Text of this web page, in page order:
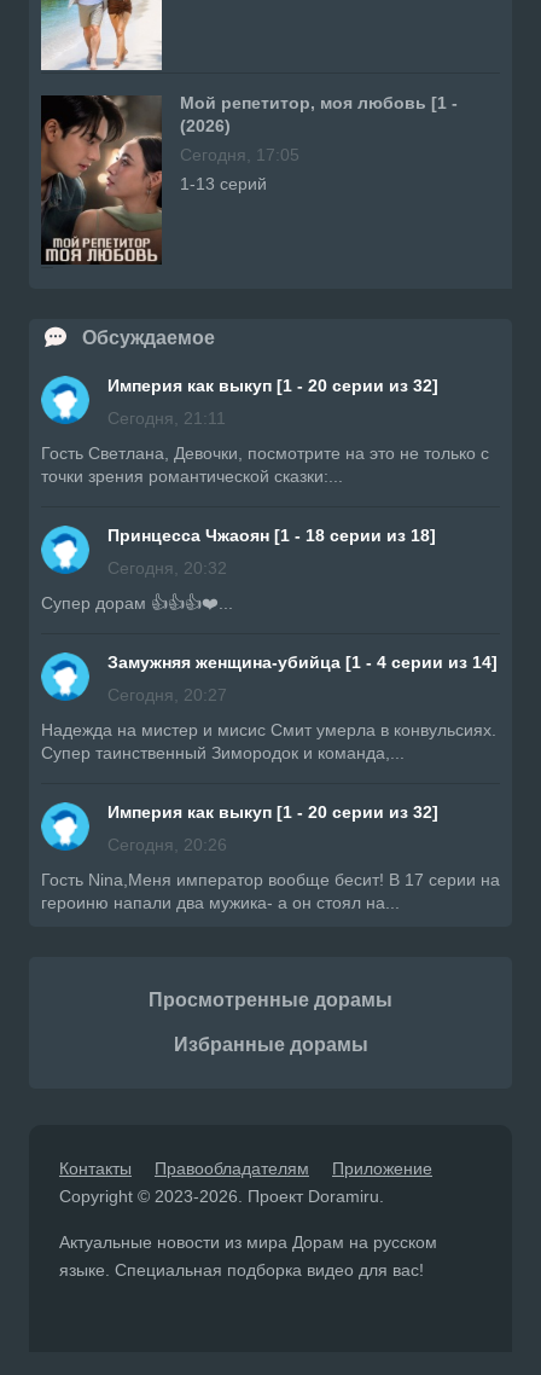
Мой репетитор, моя любовь [1 -
(2026)
Сегодня, 17:05
1-13 серий
Обсуждаемое
Империя как выкуп [1 - 20 серии из 32]
Сегодня, 21:11
Гость Светлана, Девочки, посмотрите на это не только с
точки зрения романтической сказки:...
Принцесса Чжаоян [1 - 18 серии из 18]
Сегодня, 20:32
Супер дорам 👍👍👍❤️...
Замужняя женщина-убийца [1 - 4 серии из 14]
Сегодня, 20:27
Надежда на мистер и мисис Смит умерла в конвульсиях.
Супер таинственный Зимородок и команда,...
Империя как выкуп [1 - 20 серии из 32]
Сегодня, 20:26
Гость Nina,Меня император вообще бесит! В 17 серии на
героиню напали два мужика- а он стоял на...
Просмотренные дорамы
Избранные дорамы
Контакты Правообладателям
Приложение
Copyright © 2023-2026. Проект Doramiru.
Актуальные новости из мира Дорам на русском
языке. Специальная подборка видео для вас!